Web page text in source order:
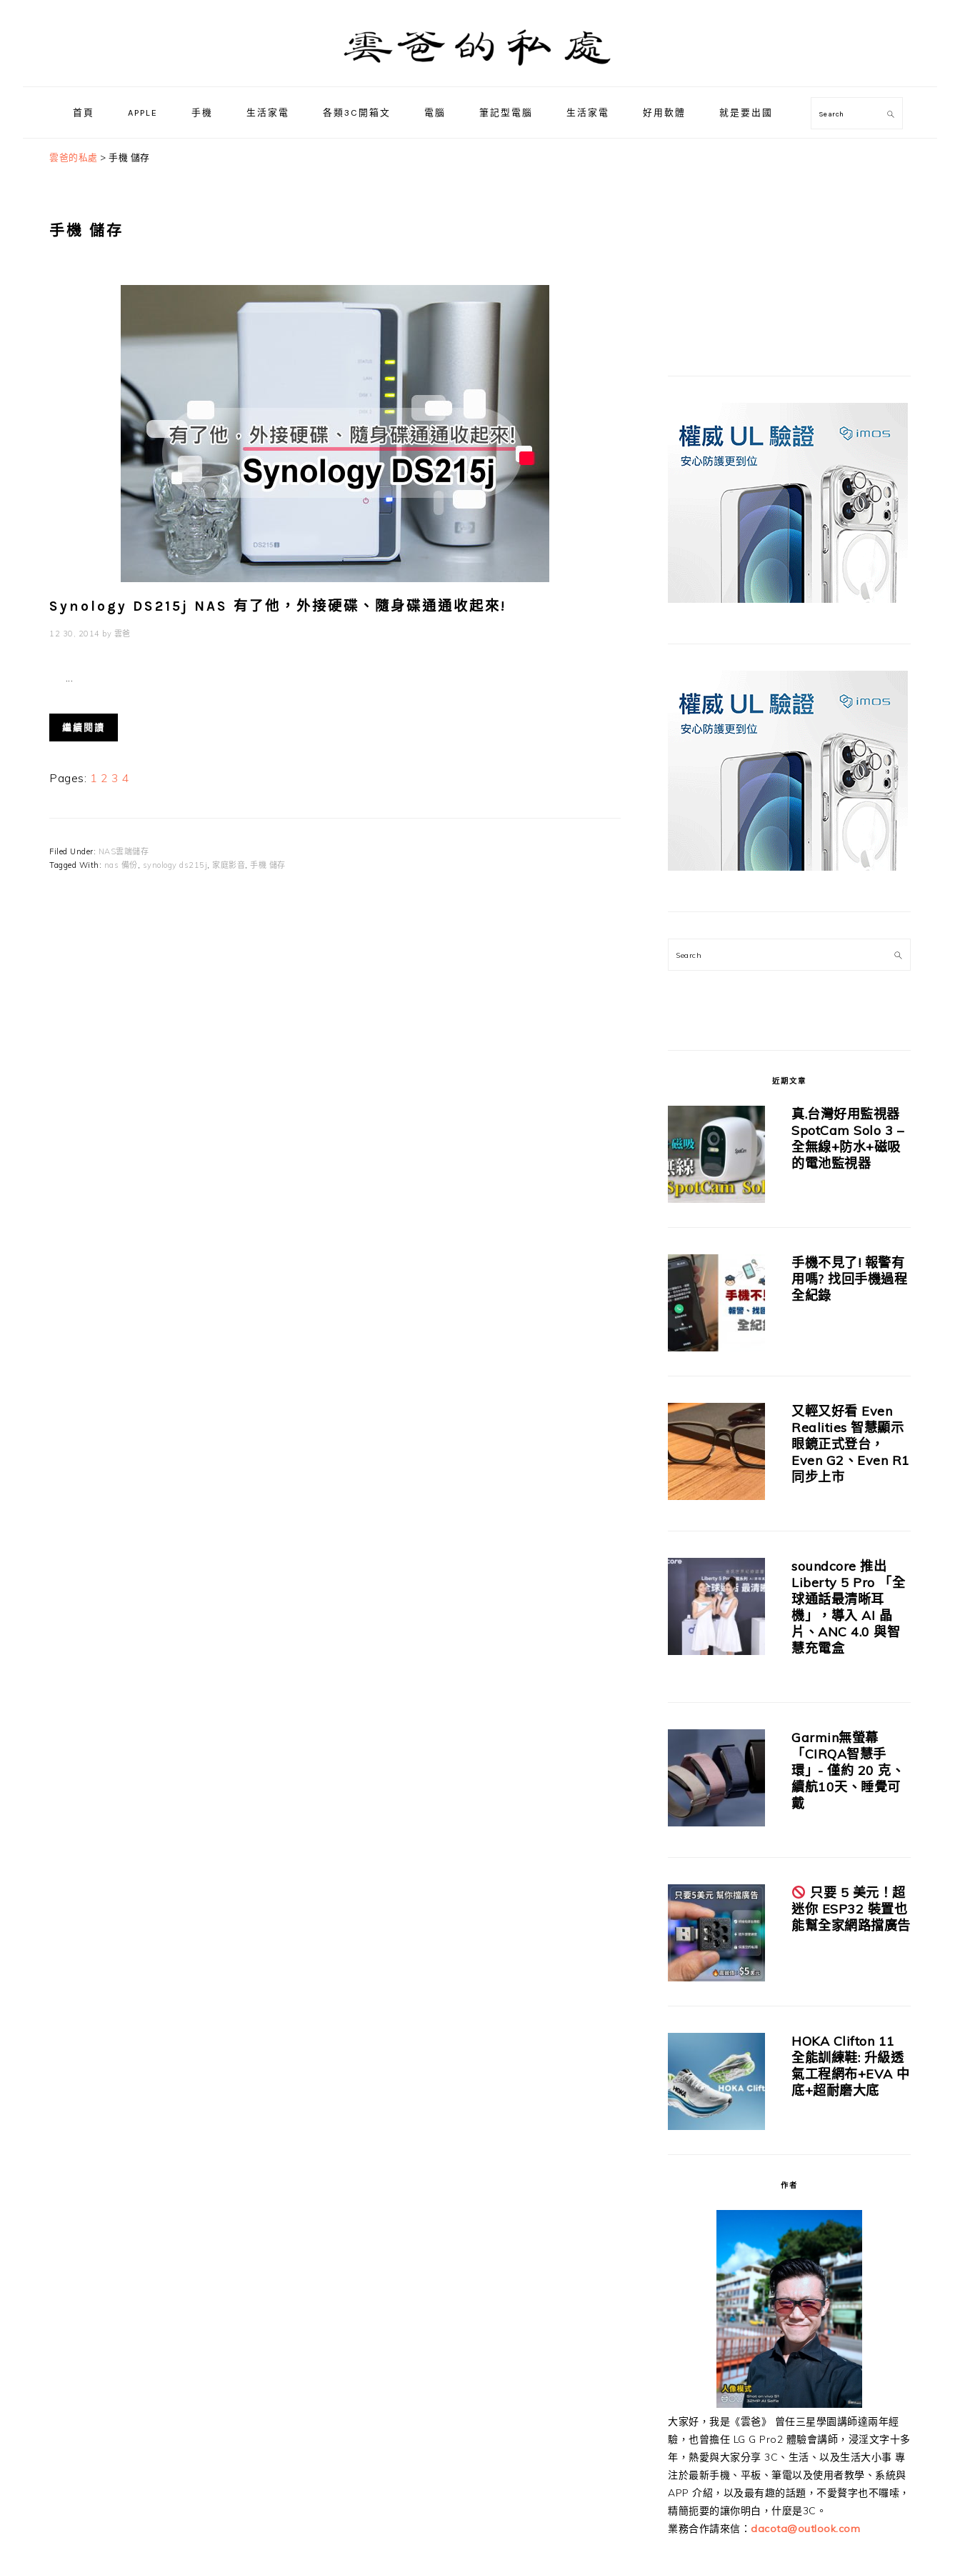
首頁 APPLE 手機 生活家電 各類3C開箱文 電腦 筆記型電腦 生活家電 好用軟體 就是要出國 Search
雲爸的私處 > 手機 儲存
手機 儲存
Synology DS215j NAS 有了他，外接硬碟、隨身碟通通收起來!
12 30, 2014 by 雲爸
...
繼續閱讀
Pages: Page
1 Page
2 Page
3 Page
4
Filed Under: NAS雲端儲存
Tagged With: nas 備份, synology ds215j, 家庭影音, 手機 儲存
Search
近期文章
真.台灣好用監視器
SpotCam Solo 3 –
全無線+防水+磁吸
的電池監視器
手機不見了! 報警有
用嗎? 找回手機過程
全紀錄
又輕又好看 Even
Realities 智慧顯示
眼鏡正式登台，
Even G2、Even R1
同步上市
soundcore 推出
Liberty 5 Pro 「全
球通話最清晰耳
機」，導入 AI 晶
片、ANC 4.0 與智
慧充電盒
Garmin無螢幕
「CIRQA智慧手
環」- 僅約 20 克、
續航10天、睡覺可
戴
只要 5 美元！超
迷你 ESP32 裝置也
能幫全家網路擋廣告
HOKA Clifton 11
全能訓練鞋: 升級透
氣工程網布+EVA 中
底+超耐磨大底
作者
大家好，我是《雲爸》 曾任三星學園講師達兩年經
驗，也曾擔任 LG G Pro2 體驗會講師，浸淫文字十多
年，熱愛與大家分享 3C、生活、以及生活大小事 專
注於最新手機、平板、筆電以及使用者教學、系統與
APP 介紹，以及最有趣的話題，不愛贅字也不囉嗦，
精簡扼要的讓你明白，什麼是3C。
業務合作請來信： dacota@outlook.com